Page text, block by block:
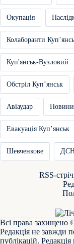
Окупація
Колаборанти
Куп'янськ-Вузловий
Обстріл Купʼянськ
Авіаудар
Евакуація Купʼянськ
Шевченкове
RSS-
Всі права захищено
Редакція не завжди
публікацій. Редакція